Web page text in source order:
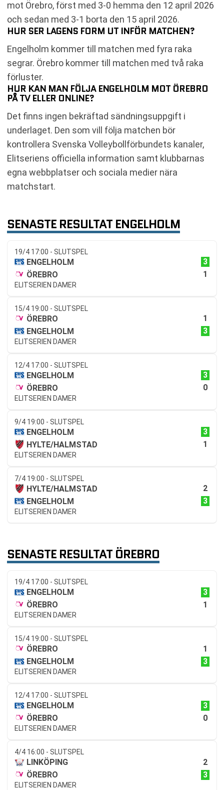
mot Örebro, först med 3-0 hemma den 12 april 2026
och sedan med 3-1 borta den 15 april 2026.
HUR SER LAGENS FORM UT INFÖR MATCHEN?
Engelholm kommer till matchen med fyra raka
segrar. Örebro kommer till matchen med två raka
förluster.
HUR KAN MAN FÖLJA ENGELHOLM MOT ÖREBRO
PÅ TV ELLER ONLINE?
Det finns ingen bekräftad sändningsuppgift i
underlaget. Den som vill följa matchen bör
kontrollera Svenska Volleybollförbundets kanaler,
Elitseriens officiella information samt klubbarnas
egna webbplatser och sociala medier nära
matchstart.
SENASTE RESULTAT ENGELHOLM
19/4 17:00 - SLUTSPEL
ENGELHOLM
3
ÖREBRO
1
ELITSERIEN DAMER
15/4 19:00 - SLUTSPEL
ÖREBRO
1
ENGELHOLM
3
ELITSERIEN DAMER
12/4 17:00 - SLUTSPEL
ENGELHOLM
3
ÖREBRO
0
ELITSERIEN DAMER
9/4 19:00 - SLUTSPEL
ENGELHOLM
3
HYLTE/HALMSTAD
1
ELITSERIEN DAMER
7/4 19:00 - SLUTSPEL
HYLTE/HALMSTAD
2
ENGELHOLM
3
ELITSERIEN DAMER
SENASTE RESULTAT ÖREBRO
19/4 17:00 - SLUTSPEL
ENGELHOLM
3
ÖREBRO
1
ELITSERIEN DAMER
15/4 19:00 - SLUTSPEL
ÖREBRO
1
ENGELHOLM
3
ELITSERIEN DAMER
12/4 17:00 - SLUTSPEL
ENGELHOLM
3
ÖREBRO
0
ELITSERIEN DAMER
4/4 16:00 - SLUTSPEL
LINKÖPING
2
ÖREBRO
3
ELITSERIEN DAMER